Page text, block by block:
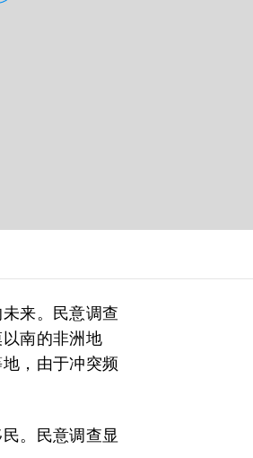
来。民意调查
南的非洲地
，由于冲突频
。民意调查显